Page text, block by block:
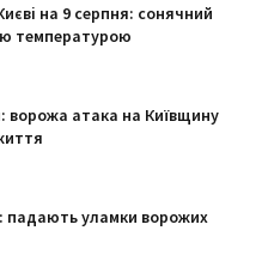
на 9 серпня: сонячний
температурою
ворожа атака на Київщину
падають уламки ворожих